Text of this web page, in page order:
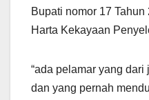
Bupati nomor 17
Harta Kekayaan
“ada pelamar yang
dan yang pernah